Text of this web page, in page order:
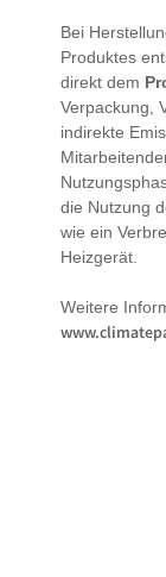
Bei
Produktes
direkt dem
Verpackung,
indirekte
die Nutzung
wie ein
Heizgerät.
Weitere